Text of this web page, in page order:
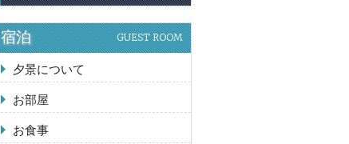
宿泊 GUEST ROOM
夕景について
お部屋
お食事